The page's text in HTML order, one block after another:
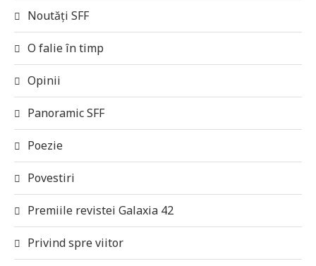
Noutăți SFF
O falie în timp
Opinii
Panoramic SFF
Poezie
Povestiri
Premiile revistei Galaxia 42
Privind spre viitor